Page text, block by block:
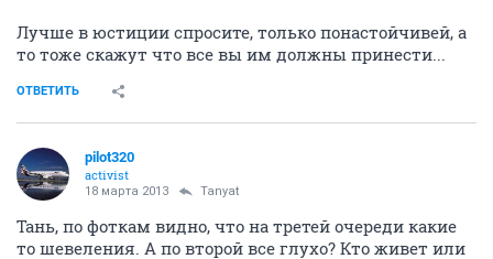
Лучше в юстиции спросите, только понастойчивей, а
то тоже скажут что все вы им должны принести...
ОТВЕТИТЬ
pilot320
activist
18 марта 2013 Tanyat
Тань, по фоткам видно, что на третей очереди какие
то шевеления. А по второй все глухо? Кто живет или